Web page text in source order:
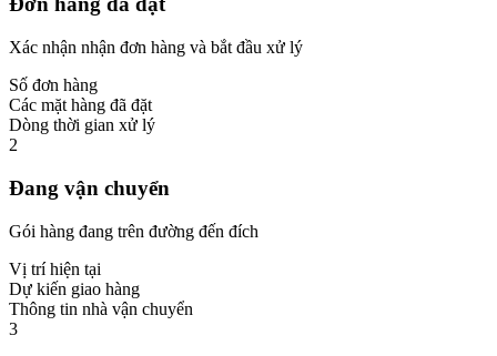
Xác nhận nhận đơn hàng và bắt đầu xử lý
Số đơn hàng
Các mặt hàng đã đặt
Dòng thời gian xử lý
2
Đang vận chuyển
Gói hàng đang trên đường đến đích
Vị trí hiện tại
Dự kiến giao hàng
Thông tin nhà vận chuyển
3